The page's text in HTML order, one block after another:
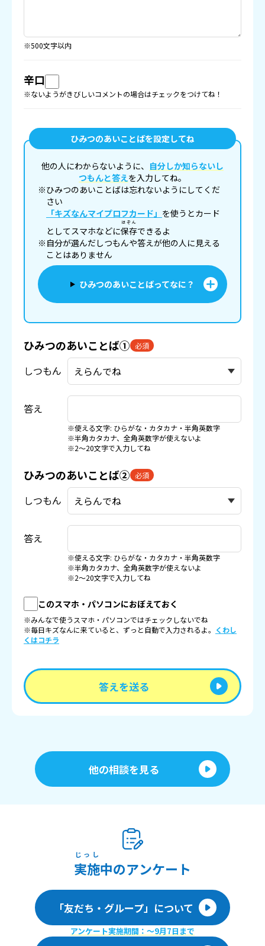
※500文字以内
辛口
※ないようがきびしいコメントの場合はチェックをつけてね！
ひみつのあいことばを設定してね
他の人にわからないように、 自分しか知らないし
つもんと答えを入力してね。
※ひみつのあいことばは忘れないようにしてくだ
さい
「キズなんマイプロフカード」 を使うとカード
としてスマホなどに保存
ほぞん
できるよ
※自分が選んだしつもんや答えが他の人に見える
ことはありません
ひみつのあいことばってなに？
ひみつのあいことば① 必須
しつもん
答え
※使える文字: ひらがな・カタカナ・半角英数字
※半角カタカナ、全角英数字が使えないよ
※2〜20文字で入力してね
ひみつのあいことば② 必須
しつもん
答え
※使える文字: ひらがな・カタカナ・半角英数字
※半角カタカナ、全角英数字が使えないよ
※2〜20文字で入力してね
このスマホ・パソコンにおぼえておく
※みんなで使うスマホ・パソコンではチェックしないでね
※毎日キズなんに来ていると、ずっと自動で入力されるよ。 くわし
くはコチラ
答えを送る
他の相談を見る
実施
じっし
中のアンケート
「友だち・グループ」について
アンケート実施期間：〜9月7日まで